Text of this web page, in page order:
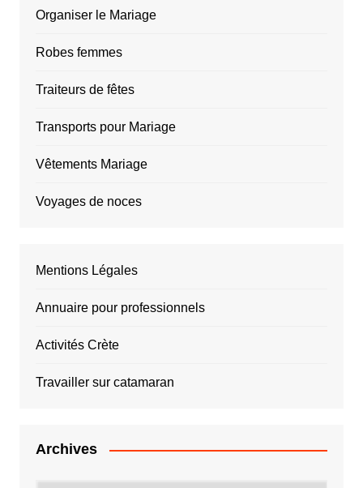
Organiser le Mariage
Robes femmes
Traiteurs de fêtes
Transports pour Mariage
Vêtements Mariage
Voyages de noces
Mentions Légales
Annuaire pour professionnels
Activités Crète
Travailler sur catamaran
Archives